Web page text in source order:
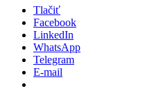
Tlačiť
Facebook
LinkedIn
WhatsApp
Telegram
E-mail